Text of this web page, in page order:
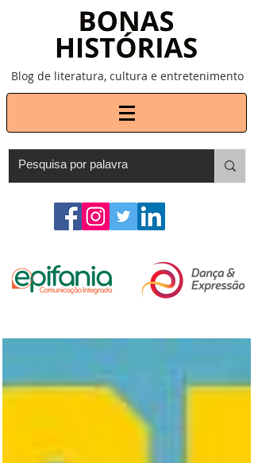
Blog de literatura, cultura e entretenimento